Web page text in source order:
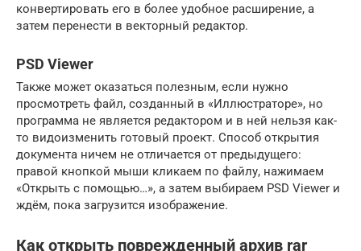
конвертировать его в более удобное расширение, а
затем перенести в векторный редактор.
PSD Viewer
Также может оказаться полезным, если нужно
просмотреть файл, созданный в «Иллюстраторе», но
программа не является редактором и в ней нельзя как-
то видоизменить готовый проект. Способ открытия
документа ничем не отличается от предыдущего:
правой кнопкой мыши кликаем по файлу, нажимаем
«Открыть с помощью…», а затем выбираем PSD Viewer и
ждём, пока загрузится изображение.
Как открыть поврежденный архив rar